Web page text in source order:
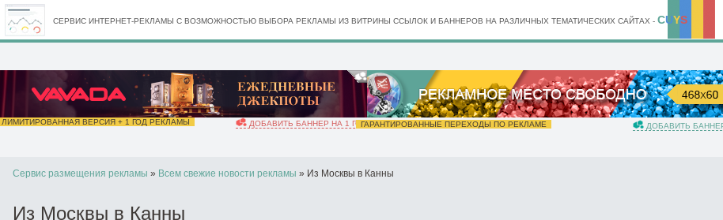
СЕРВИС ИНТЕРНЕТ-РЕКЛАМЫ С ВОЗМОЖНОСТЬЮ ВЫБОРА РЕКЛАМЫ ИЗ ВИТРИНЫ ССЫЛОК И БАННЕРОВ НА РАЗЛИЧНЫХ ТЕМАТИЧЕСКИХ САЙТАХ - CUYS
ЛИМИТИРОВАННАЯ ВЕРСИЯ + 1 ГОД РЕКЛАМЫ ДОБАВИТЬ БАННЕР НА 1 ГОДГАРАНТИРОВАННЫЕ ПЕРЕХОДЫ ПО РЕКЛАМЕ ДОБАВИТЬ
Сервис размещения рекламы » Всем свежие новости рекламы » Из Москвы в Канны
Из Москвы в Канны